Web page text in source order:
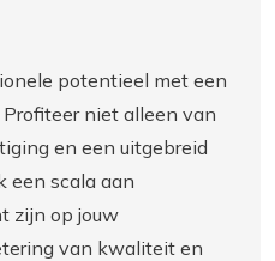
potentieel met een
niet alleen van
en een uitgebreid
een scala aan
zijn op jouw
van kwaliteit en